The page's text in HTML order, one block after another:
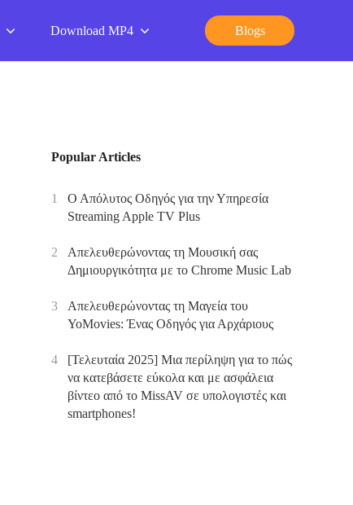
Download MP4 Blogs
Popular Articles
1
Ο Απόλυτος Οδηγός για την Υπηρεσία
Streaming Apple TV Plus
2
Απελευθερώνοντας τη Μουσική σας
Δημιουργικότητα με το Chrome Music Lab
3
Απελευθερώνοντας τη Μαγεία του
YoMovies: Ένας Οδηγός για Αρχάριους
4
[Τελευταία 2025] Μια περίληψη για το πώς
να κατεβάσετε εύκολα και με ασφάλεια
βίντεο από το MissAV σε υπολογιστές και
smartphones!